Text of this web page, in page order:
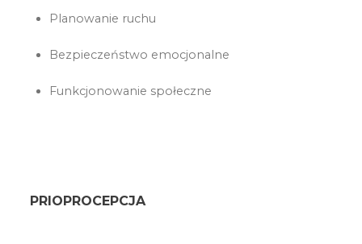
Planowanie ruchu
Bezpieczeństwo emocjonalne
Funkcjonowanie społeczne
PRIOPROCEPCJA